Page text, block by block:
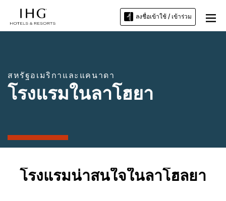
ลงชื่อเข้าใช้ / เข้าร่วม
สหรัฐอเมริกาและแคนาดา
โรงแรมในลาโฮยา
โรงแรมน่าสนใจในลาโฮลยา